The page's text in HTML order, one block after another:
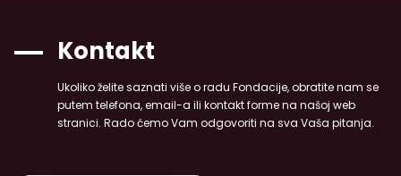
Kontakt
Ukoliko želite saznati više o radu Fondacije, obratite nam se
putem telefona, email-a ili kontakt forme na našoj web
stranici. Rado ćemo Vam odgovoriti na sva Vaša pitanja.